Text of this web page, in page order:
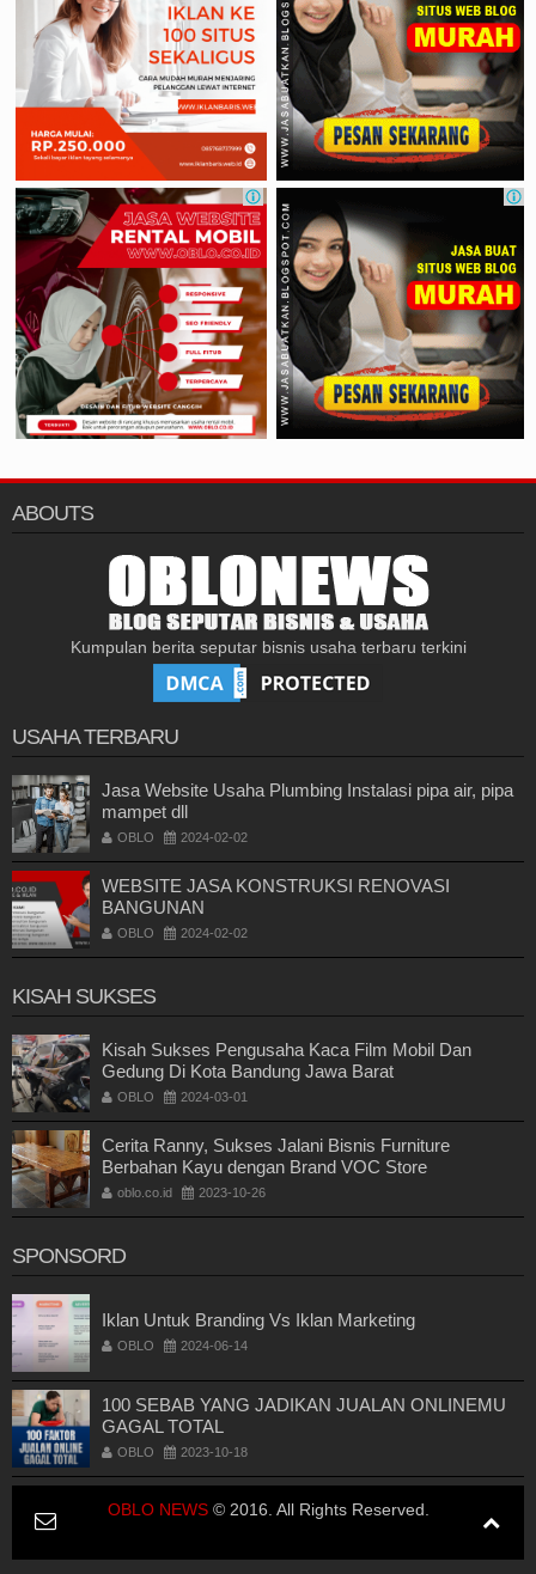
ABOUTS
Kumpulan berita seputar bisnis usaha terbaru terkini
USAHA TERBARU
Jasa Website Usaha Plumbing Instalasi pipa air, pipa
mampet dll
OBLO 2024-02-02
WEBSITE JASA KONSTRUKSI RENOVASI
BANGUNAN
OBLO 2024-02-02
KISAH SUKSES
Kisah Sukses Pengusaha Kaca Film Mobil Dan
Gedung Di Kota Bandung Jawa Barat
OBLO 2024-03-01
Cerita Ranny, Sukses Jalani Bisnis Furniture
Berbahan Kayu dengan Brand VOC Store
oblo.co.id 2023-10-26
SPONSORD
Iklan Untuk Branding Vs Iklan Marketing
OBLO 2024-06-14
100 SEBAB YANG JADIKAN JUALAN ONLINEMU
GAGAL TOTAL
OBLO 2023-10-18
OBLO NEWS© 2016. All Rights Reserved.